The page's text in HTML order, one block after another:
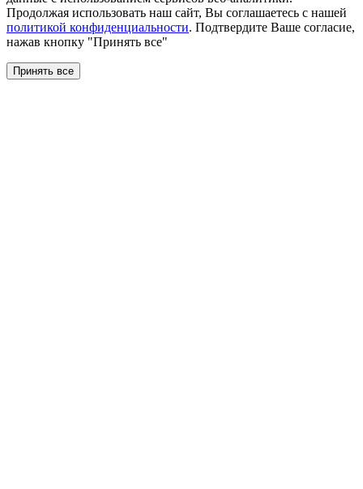
Продолжая использовать наш сайт, Вы соглашаетесь с нашей
политикой конфиденциальности. Подтвердите Ваше согласие,
нажав кнопку "Принять все"
Принять все